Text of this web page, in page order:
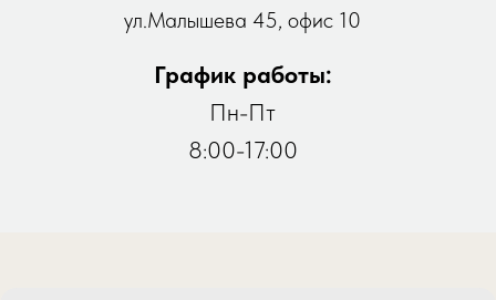
ул.Малышева 45, офис 10
График работы:
Пн-Пт
8:00-17:00